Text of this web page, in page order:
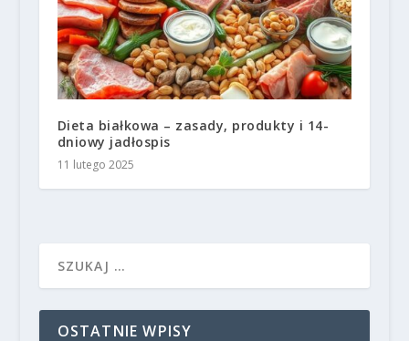
Dieta białkowa – zasady, produkty i 14-
dniowy jadłospis
11 lutego 2025
OSTATNIE WPISY